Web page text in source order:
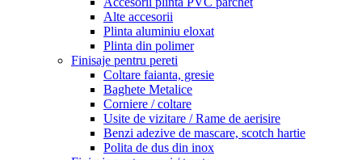
Alte accesorii
Plinta aluminiu eloxat
Plinta din polimer
Finisaje pentru pereti
Coltare faianta, gresie
Baghete Metalice
Corniere / coltare
Usite de vizitare / Rame de aerisire
Benzi adezive de mascare, scotch hartie
Polita de dus din inox